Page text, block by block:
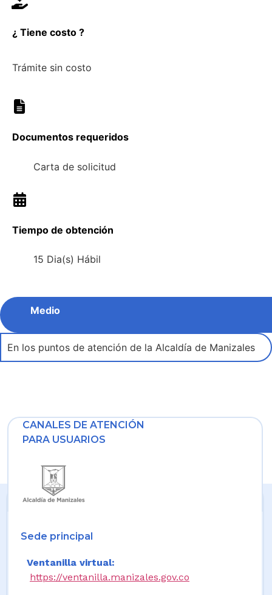
¿ Tiene costo ?
Trámite sin costo
Documentos requeridos
Carta de solicitud
Tiempo de obtención
15 Dia(s) Hábil
Medio
En los puntos de atención de la Alcaldía de Manizales
CANALES DE ATENCIÓN
PARA USUARIOS
Sede principal
Ventanilla virtual:
https://ventanilla.manizales.gov.co